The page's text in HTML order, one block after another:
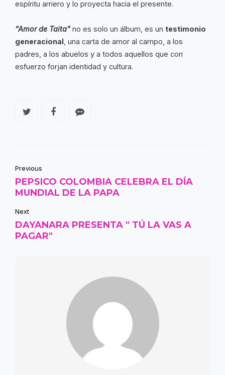
espíritu arriero y lo proyecta hacia el presente.
“Amor de Taita”no es solo un álbum, es un testimonio
generacional , una carta de amor al campo, a los
padres, a los abuelos y a todos aquellos que con
esfuerzo forjan identidad y cultura.
Previous
PEPSICO COLOMBIA CELEBRA EL DÍA
MUNDIAL DE LA PAPA
Next
DAYANARA PRESENTA " TÚ LA VAS A
PAGAR"